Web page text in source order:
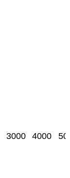
3000 4000